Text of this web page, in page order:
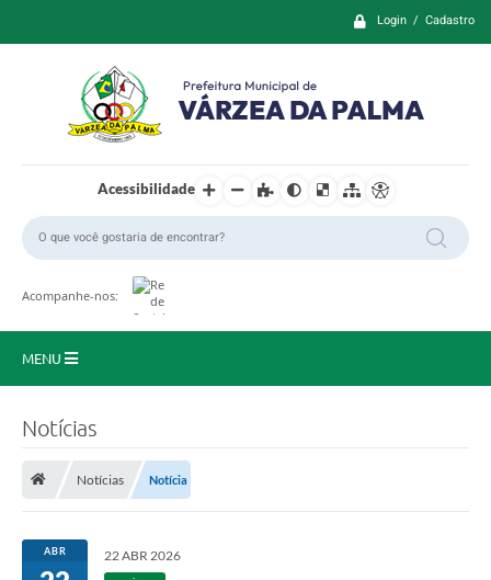
Login / Cadastro
Acessibilidade
Acompanhe-nos:
MENU
Cidadão
Notícias
Notícias Notícia
ABR 22 ABR 2026